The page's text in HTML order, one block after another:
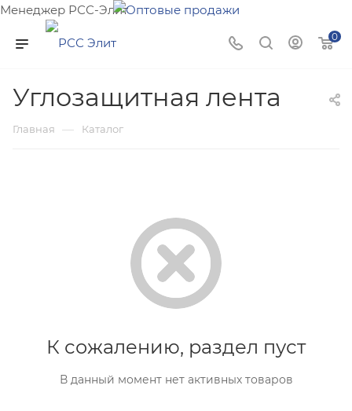
Менеджер РСС-Элит
Напишите нам и мы поможем подобрать товар именно
для Вас!
0
Углозащитная лента
Главная — Каталог
К сожалению, раздел пуст
В данный момент нет активных товаров